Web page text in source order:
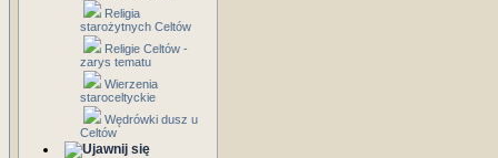
Religia
starożytnych Celtów
Religie Celtów -
zarys tematu
Wierzenia
staroceltyckie
Wędrówki dusz u
Celtów